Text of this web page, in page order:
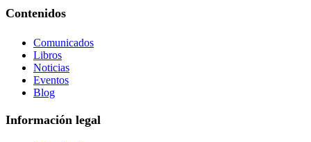
Contenidos
Comunicados
Libros
Noticias
Eventos
Blog
Información legal